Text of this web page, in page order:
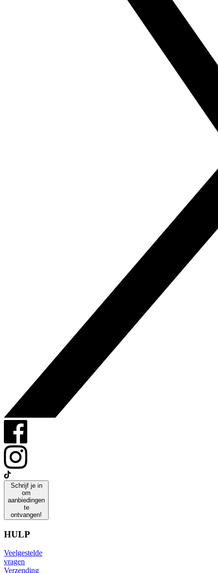
Schrijf je in
om
aanbiedingen
te
ontvangen!
HULP
Veelgestelde
vragen
Verzending